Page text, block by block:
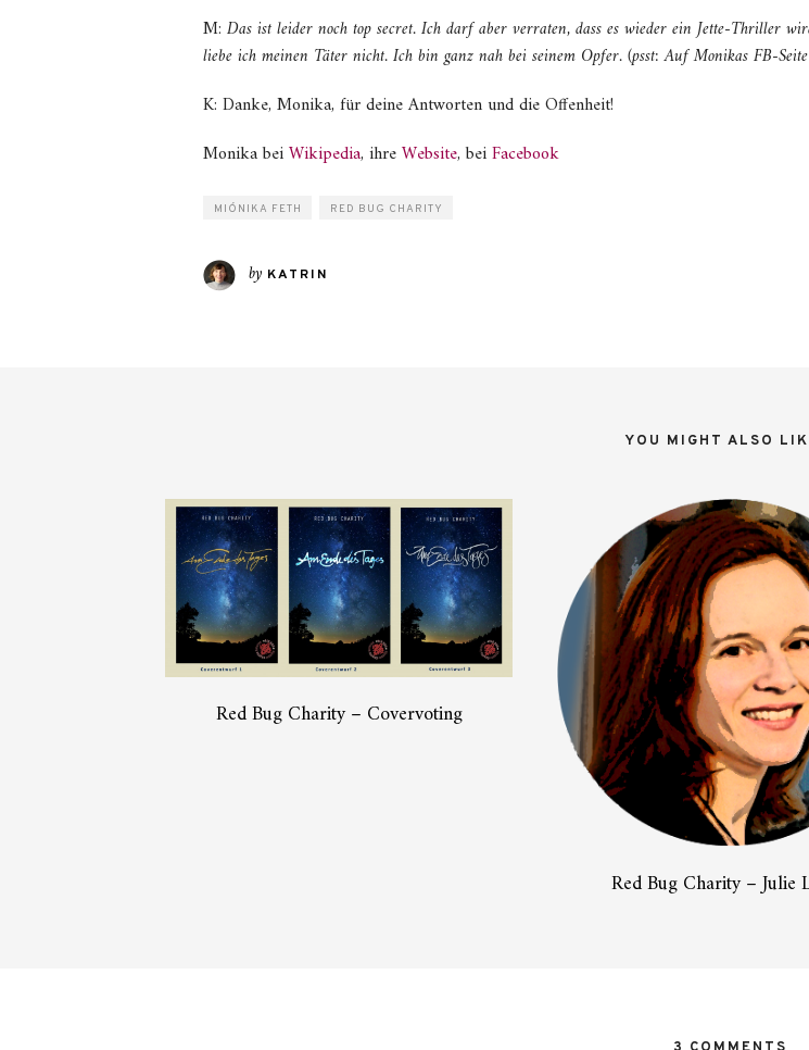
M: Das ist leider noch top secret. Ich darf aber verraten, dass es wieder ein Jette-Thriller
liebe ich meinen Täter nicht. Ich bin ganz nah bei seinem Opfer. (psst: Auf Monikas FB-
K: Danke, Monika, für deine Antworten und die Offenheit!
Monika beiWikipedia, ihreWebsite, beiFacebook
MIÓNIKA FETH RED BUG CHARITY
by KATRIN
YOU MIGHT ALSO
Red Bug Charity – Covervoting
Red Bug Charity – Julie